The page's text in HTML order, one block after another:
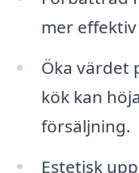
mer
Öka värdet
kök kan
försäljning.
Estetisk